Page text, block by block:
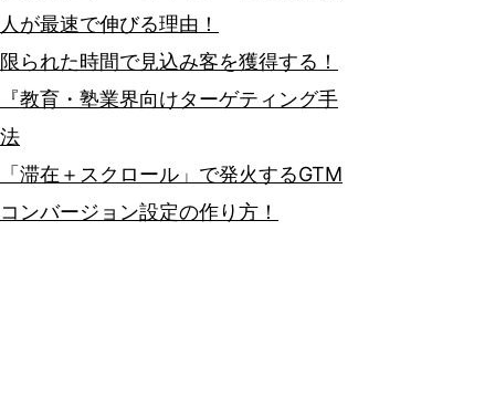
人が最速で伸びる理由！
限られた時間で見込み客を獲得する！
『教育・塾業界向けターゲティング手
法
「滞在＋スクロール」で発火するGTM
コンバージョン設定の作り方！